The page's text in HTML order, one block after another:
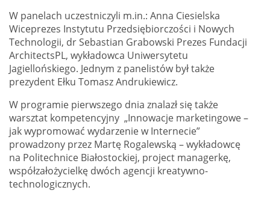
W panelach uczestniczyli m.in.: Anna Ciesielska
Wiceprezes Instytutu Przedsiębiorczości i Nowych
Technologii, dr Sebastian Grabowski Prezes Fundacji
ArchitectsPL, wykładowca Uniwersytetu
Jagiellońskiego. Jednym z panelistów był także
prezydent Ełku Tomasz Andrukiewicz.
W programie pierwszego dnia znalazł się także
warsztat kompetencyjny „Innowacje marketingowe –
jak wypromować wydarzenie w Internecie”
prowadzony przez Martę Rogalewską – wykładowcę
na Politechnice Białostockiej, project managerkę,
współzałożycielkę dwóch agencji kreatywno-
technologicznych.